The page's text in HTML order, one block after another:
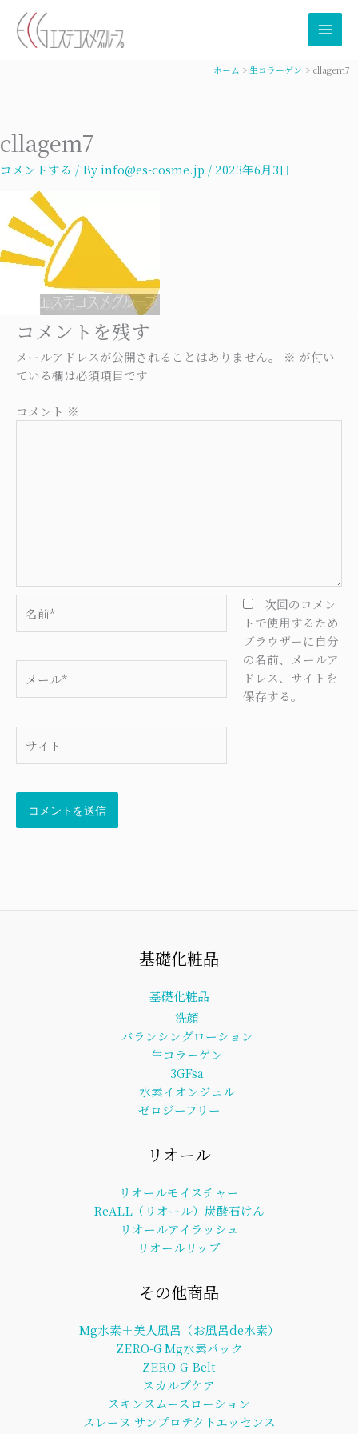
ホーム 生コラーゲン cllagem7
cllagem7
コメントする / Byinfo@es-cosme.jp / 2023年6月3日
コメントを残す
メールアドレスが公開されることはありません。 ※ が付い
ている欄は必須項目です
コメント ※
前
ー
*
次回のコメン
トで使用するため
ブラウザーに自分
の名前、メールア
ドレス、サイトを
保存する。
基礎化粧品
基礎化粧品
洗顔
バランシングローション
生コラーゲン
3GFsa
水素イオンジェル
ゼロジーフリー
リオール
リオールモイスチャー
ReALL（リオール）炭酸石けん
リオールアイラッシュ
リオールリップ
その他商品
Mg水素＋美人風呂（お風呂de水素）
ZERO-G Mg水素パック
ZERO-G-Belt
スカルプケア
スキンスムースローション
スレーヌ サンプロテクトエッセンス